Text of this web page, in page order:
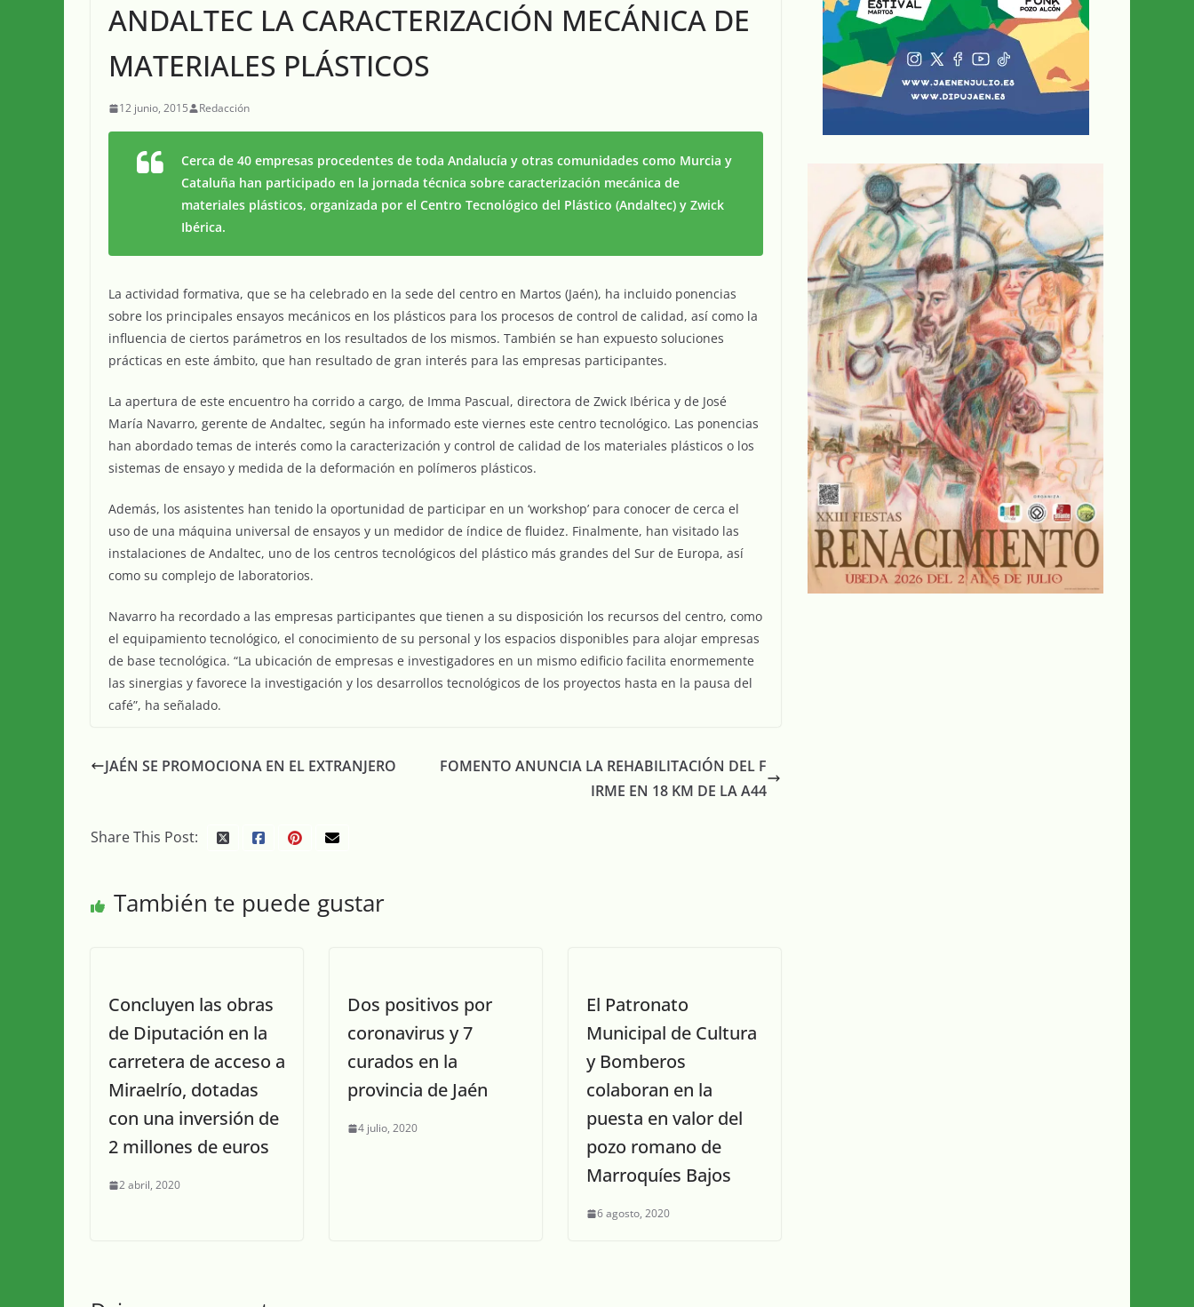
ANDALTEC LA CARACTERIZACIÓN MECÁNICA DE
MATERIALES PLÁSTICOS
12 junio, 2015 Redacción
Cerca de 40 empresas procedentes de toda Andalucía y otras comunidades como Murcia y
Cataluña han participado en la jornada técnica sobre caracterización mecánica de
materiales plásticos, organizada por el Centro Tecnológico del Plástico (Andaltec) y Zwick
Ibérica.
La actividad formativa, que se ha celebrado en la sede del centro en Martos (Jaén), ha incluido ponencias
sobre los principales ensayos mecánicos en los plásticos para los procesos de control de calidad, así como la
influencia de ciertos parámetros en los resultados de los mismos. También se han expuesto soluciones
prácticas en este ámbito, que han resultado de gran interés para las empresas participantes.
La apertura de este encuentro ha corrido a cargo, de Imma Pascual, directora de Zwick Ibérica y de José
María Navarro, gerente de Andaltec, según ha informado este viernes este centro tecnológico. Las ponencias
han abordado temas de interés como la caracterización y control de calidad de los materiales plásticos o los
sistemas de ensayo y medida de la deformación en polímeros plásticos.
Además, los asistentes han tenido la oportunidad de participar en un ‘workshop’ para conocer de cerca el
uso de una máquina universal de ensayos y un medidor de índice de fluidez. Finalmente, han visitado las
instalaciones de Andaltec, uno de los centros tecnológicos del plástico más grandes del Sur de Europa, así
como su complejo de laboratorios.
Navarro ha recordado a las empresas participantes que tienen a su disposición los recursos del centro, como
el equipamiento tecnológico, el conocimiento de su personal y los espacios disponibles para alojar empresas
de base tecnológica. “La ubicación de empresas e investigadores en un mismo edificio facilita enormemente
las sinergias y favorece la investigación y los desarrollos tecnológicos de los proyectos hasta en la pausa del
café”, ha señalado.
JAÉN SE PROMOCIONA EN EL EXTRANJERO
FOMENTO ANUNCIA LA REHABILITACIÓN DEL F
IRME EN 18 KM DE LA A44
Share This Post:
También te puede gustar
Concluyen las obras
de Diputación en la
carretera de acceso a
Miraelrío, dotadas
con una inversión de
2 millones de euros
2 abril, 2020
Dos positivos por
coronavirus y 7
curados en la
provincia de Jaén
4 julio, 2020
El Patronato
Municipal de Cultura
y Bomberos
colaboran en la
puesta en valor del
pozo romano de
Marroquíes Bajos
6 agosto, 2020